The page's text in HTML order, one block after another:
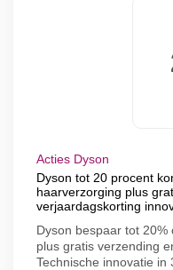
Acties Dyson
Dyson tot 20 procent
haarverzorging plus
verjaardagskorting
Dyson bespaar tot
plus gratis verzending
Technische innovatie in